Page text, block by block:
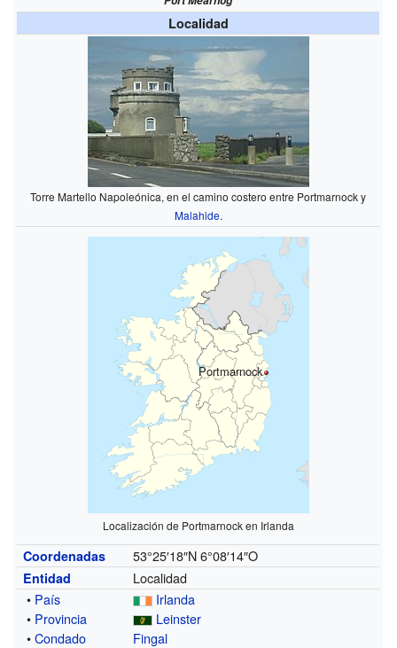
Localidad
Torre Martello Napoleónica, en el camino costero entre Portmarnock y
Malahide.
Portmarnock
Localización de Portmarnock en Irlanda
Coordenadas 53°25′18″N 6°08′14″O
Entidad
Localidad
• País
Irlanda
• Provincia
Leinster
•Condado Fingal